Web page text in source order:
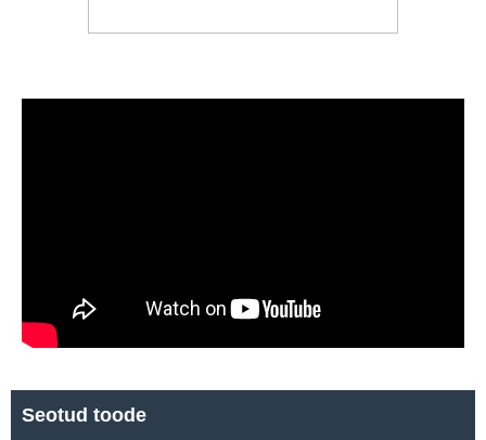
Seotud toode